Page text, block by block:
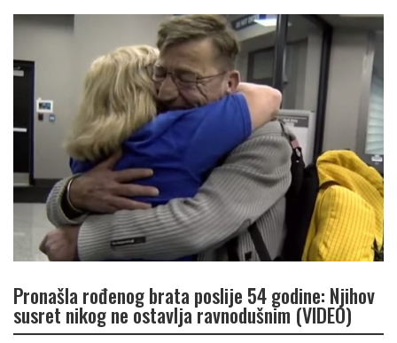
Pronašla rođenog brata poslije 54 godine: Njihov
susret nikog ne ostavlja ravnodušnim (VIDEO)